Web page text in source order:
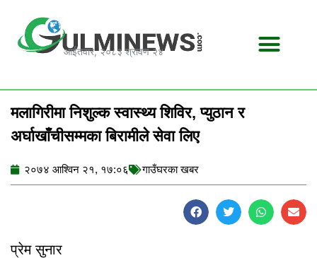
content
आईतवार, २०८३ श्रावण २४
मलागिरीमा निशुल्क स्वास्थ्य शिविर, प्युठान र
अर्घाखाँचीसम्मका बिरामीले सेवा लिए
२०७४ आश्विन २१, १७:०६ गाउँघरका खबर
प्रेम सुनार